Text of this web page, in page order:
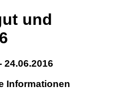
und
24.06.2016
Informationen